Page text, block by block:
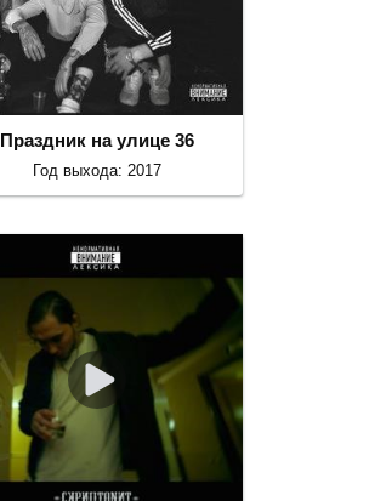
Праздник на улице 36
Год выхода: 2017